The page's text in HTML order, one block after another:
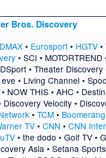
Bros. Discovery
DMAX• Eurosport• HGTV•
• SCI • MOTORTREND
DSport• Theater Discovery
eve • Living Channel •
NOW THIS• AHC•
Discovery Velocity•
• TCM• Boomerang
TV• CNN • CNN
• the dodo • Golf TV•
Asia• Setana Sports